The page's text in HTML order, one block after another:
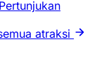
Pertunjukan
atraksi